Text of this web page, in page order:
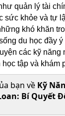
quản lý tài
sức khỏe và tự
khó khăn
du học đầy ý
các kỹ năng
tập và khám
bạn về Kỹ
Bí Quyết